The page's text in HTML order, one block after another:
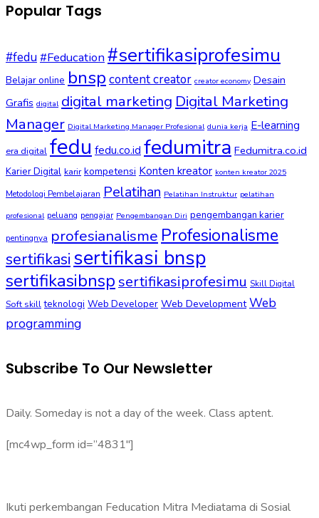
Popular Tags
#fedu#Feducation#sertifikasiprofesimu
Belajar online bnsp content creator creator economy Desain
Grafis digital digital marketing Digital Marketing
Manager Digital Marketing Manager Profesional dunia kerja E-learning
era digital fedu fedu.co.id fedumitra Fedumitra.co.id
Karier Digital karir kompetensi Konten kreator konten kreator 2025
Metodologi Pembelajaran Pelatihan Pelatihan Instruktur pelatihan
profesional peluang pengajar Pengembangan Diri pengembangan karier
pentingnya profesianalisme Profesionalisme
sertifikasi sertifikasi bnsp
sertifikasibnsp sertifikasiprofesimu Skill Digital
Soft skill teknologi Web Developer Web Development Web
programming
Subscribe To Our Newsletter
Daily. Someday is not a day of the week. Class aptent.
[mc4wp_form id=”4831″]
Ikuti perkembangan Feducation Mitra Mediatama di Sosial